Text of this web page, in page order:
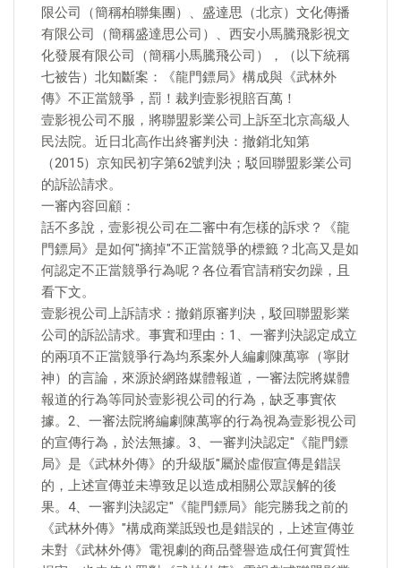
限公司（簡稱柏聯集團）、盛達思（北京）文化傳播
有限公司（簡稱盛達思公司）、西安小馬騰飛影視文
化發展有限公司（簡稱小馬騰飛公司），（以下統稱
七被告）北知斷案：《龍門鏢局》構成與《武林外
傳》不正當競爭，罰！裁判壹影視賠百萬！
壹影視公司不服，將聯盟影業公司上訴至北京高級人
民法院。近日北高作出終審判決：撤銷北知第
（2015）京知民初字第62號判決；駁回聯盟影業公司
的訴訟請求。
一審內容回顧：
話不多說，壹影視公司在二審中有怎樣的訴求？《龍
門鏢局》是如何"摘掉"不正當競爭的標籤？北高又是如
何認定不正當競爭行為呢？各位看官請稍安勿躁，且
看下文。
壹影視公司上訴請求：撤銷原審判決，駁回聯盟影業
公司的訴訟請求。事實和理由：1、一審判決認定成立
的兩項不正當競爭行為均系案外人編劇陳萬寧（寧財
神）的言論，來源於網路媒體報道，一審法院將媒體
報道的行為等同於壹影視公司的行為，缺乏事實依
據。2、一審法院將編劇陳萬寧的行為視為壹影視公司
的宣傳行為，於法無據。3、一審判決認定"《龍門鏢
局》是《武林外傳》的升級版"屬於虛假宣傳是錯誤
的，上述宣傳並未導致足以造成相關公眾誤解的後
果。4、一審判決認定"《龍門鏢局》能完勝我之前的
《武林外傳》"構成商業詆毀也是錯誤的，上述宣傳並
未對《武林外傳》電視劇的商品聲譽造成任何實質性